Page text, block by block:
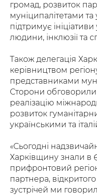
громад, розвиток
муніципалітетами
підтримує
людини, інклюзії та
Також делегація
керівництвом
представниками
Сторони обговорили
реалізацію
розвиток
українськими та
«Сьогодні
Харківщину знали в
прифронтовий
партнера,
зустрічей ми